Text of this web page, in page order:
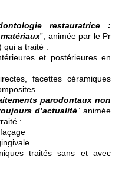
restauratrice :
”, animée par le Pr
qui a traité :
et postérieures en
facettes céramiques
parodontaux non
d’actualité” animée
:
traités sans et avec